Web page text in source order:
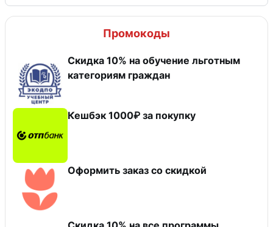
Промокоды
Скидка 10% на обучение льготным
категориям граждан
Кешбэк 1000₽ за покупку
Оформить заказ со скидкой